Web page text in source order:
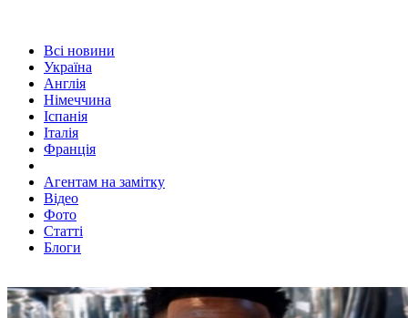
Всі новини
Україна
Англія
Німеччина
Іспанія
Італія
Франція
Агентам на замітку
Відео
Фото
Статті
Блоги